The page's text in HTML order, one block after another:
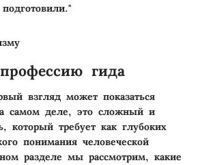
гида
взгляд может показаться
самом деле, это сложный и
который требует как глубоких
понимания человеческой
разделе мы рассмотрим, какие